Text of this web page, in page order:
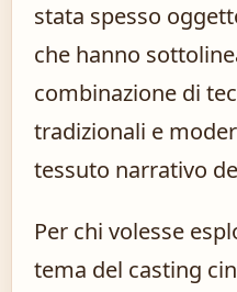
stata spesso
che hanno
combinazione di
tradizionali e
tessuto narrativo
Per chi volesse
tema del casting